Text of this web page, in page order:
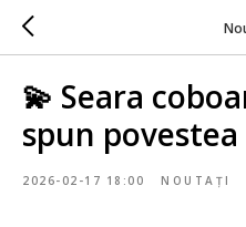
💫 Seara
spun povestea
2026-02-17 18:00 NOUTAȚI